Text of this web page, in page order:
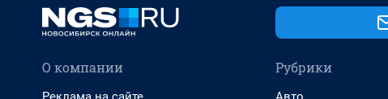
О компании Рубрики